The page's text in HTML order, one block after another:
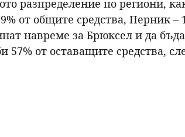
разпределение по региони,
от общите средства, Перник –
навреме за Брюксел и да
от оставащите средства,